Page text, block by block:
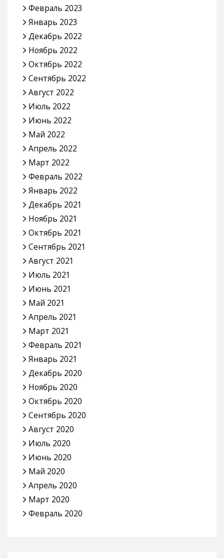
Февраль 2023
Январь 2023
Декабрь 2022
Ноябрь 2022
Октябрь 2022
Сентябрь 2022
Август 2022
Июль 2022
Июнь 2022
Май 2022
Апрель 2022
Март 2022
Февраль 2022
Январь 2022
Декабрь 2021
Ноябрь 2021
Октябрь 2021
Сентябрь 2021
Август 2021
Июль 2021
Июнь 2021
Май 2021
Апрель 2021
Март 2021
Февраль 2021
Январь 2021
Декабрь 2020
Ноябрь 2020
Октябрь 2020
Сентябрь 2020
Август 2020
Июль 2020
Июнь 2020
Май 2020
Апрель 2020
Март 2020
Февраль 2020